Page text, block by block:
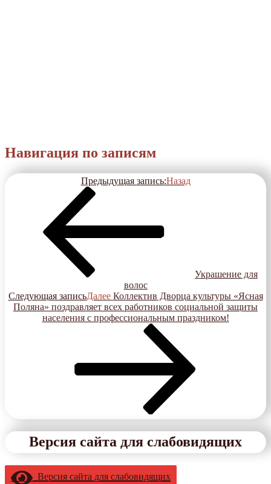
Навигация по записям
Предыдущая запись:Назад
Украшение для
волос
Следующая записьДалее Коллектив Дворца культуры «Ясная
Поляна» поздравляет всех работников социальной защиты
населения с профессиональным праздником!
Версия сайта для слабовидящих
Версия сайта для слабовидящих